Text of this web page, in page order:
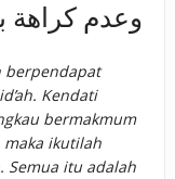
وعدم كراهة
berpendapat
Kendati
bermakmum
maka ikutilah
Semua itu adalah